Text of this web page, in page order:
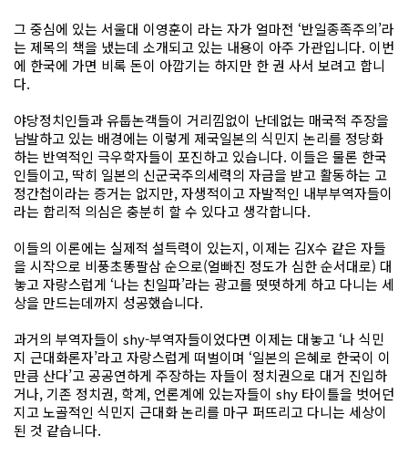
그 중심에 있는 서울대 이영훈이 라는 자가 얼마전 ‘반일종족주의’라
는 제목의 책을 냈는데 소개되고 있는 내용이 아주 가관입니다. 이번
에 한국에 가면 비록 돈이 아깝기는 하지만 한 권 사서 보려고 합니
다.
야당정치인들과 유툽논객들이 거리낌없이 난데없는 매국적 주장을
남발하고 있는 배경에는 이렇게 제국일본의 식민지 논리를 정당화
하는 반역적인 극우학자들이 포진하고 있습니다. 이들은 물론 한국
인들이고, 딱히 일본의 신군국주의세력의 자금을 받고 활동하는 고
정간첩이라는 증거는 없지만, 자생적이고 자발적인 내부부역자들이
라는 합리적 의심은 충분히 할 수 있다고 생각합니다.
이들의 이론에는 실제적 설득력이 있는지, 이제는 김X수 같은 자들
을 시작으로 비풍초똥팔삼 순으로(얼빠진 정도가 심한 순서대로) 대
놓고 자랑스럽게 ‘나는 친일파’라는 광고를 떳떳하게 하고 다니는 세
상을 만드는데까지 성공했습니다.
과거의 부역자들이 shy-부역자들이었다면 이제는 대놓고 ‘나 식민
지 근대화론자’라고 자랑스럽게 떠벌이며 ‘일본의 은혜로 한국이 이
만큼 산다’고 공공연하게 주장하는 자들이 정치권으로 대거 진입하
거나, 기존 정치권, 학계, 언론계에 있는자들이 shy 타이틀을 벗어던
지고 노골적인 식민지 근대화 논리를 마구 퍼뜨리고 다니는 세상이
된 것 같습니다.